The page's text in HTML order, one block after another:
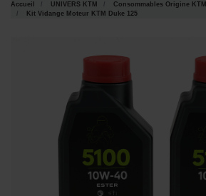
Accueil UNIVERS KTM Consommables Origine KTM
Kit Vidange Moteur KTM Duke 125